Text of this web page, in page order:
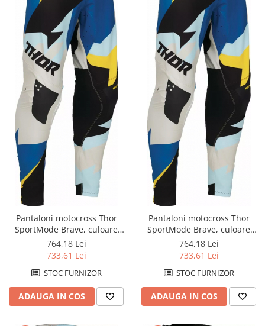
Pantaloni motocross Thor
SportMode Brave, culoare
multicolor, marime 32
764,18 Lei
733,61 Lei
STOC FURNIZOR
ADAUGA IN COS
Pantaloni motocross Thor
SportMode Brave, culoare
multicolor, marime 36
764,18 Lei
733,61 Lei
STOC FURNIZOR
ADAUGA IN COS